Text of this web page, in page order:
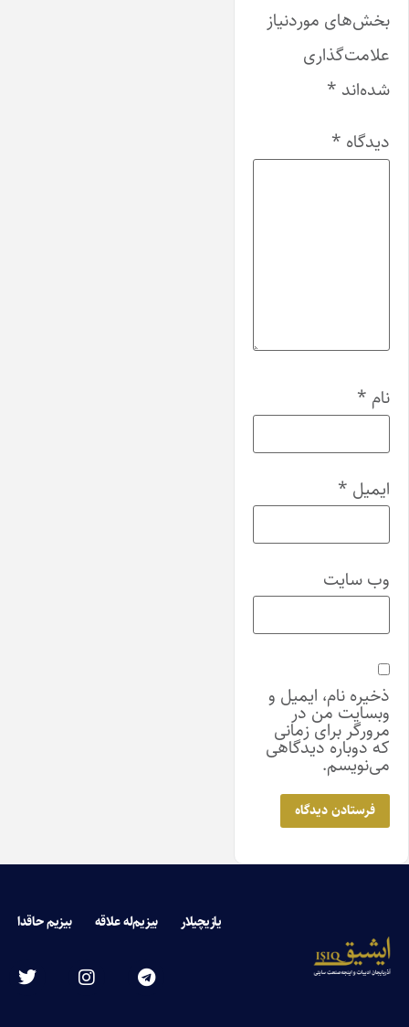
بخش‌های موردنیاز
علامت‌گذاری
شده‌اند *
دیدگاه *
نام *
ایمیل *
وب‌ سایت
ذخیره نام، ایمیل و
وبسایت من در
مرورگر برای زمانی
که دوباره دیدگاهی
می‌نویسم.
یازیچیلار بیزیم‌له علاقه بیزیم حاقدا